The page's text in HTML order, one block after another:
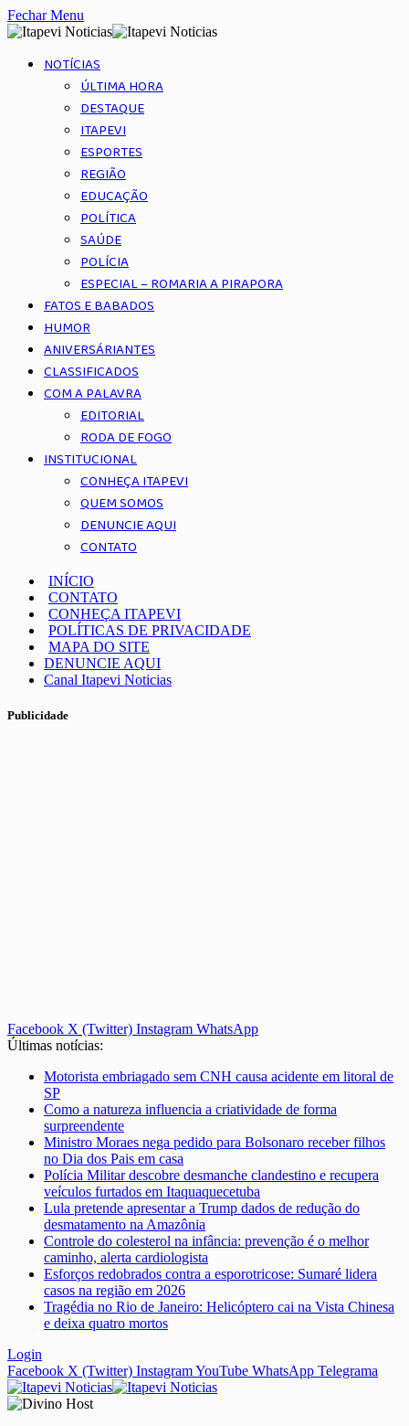
Fechar Menu
NOTÍCIAS
ÚLTIMA HORA
DESTAQUE
ITAPEVI
ESPORTES
REGIÃO
EDUCAÇÃO
POLÍTICA
SAÚDE
POLÍCIA
ESPECIAL – ROMARIA A PIRAPORA
FATOS E BABADOS
HUMOR
ANIVERSÁRIANTES
CLASSIFICADOS
COM A PALAVRA
EDITORIAL
RODA DE FOGO
INSTITUCIONAL
CONHEÇA ITAPEVI
QUEM SOMOS
DENUNCIE AQUI
CONTATO
INÍCIO
CONTATO
CONHEÇA ITAPEVI
POLÍTICAS DE PRIVACIDADE
MAPA DO SITE
DENUNCIE AQUI
Canal Itapevi Noticias
Publicidade
Facebook X (Twitter) Instagram WhatsApp
Últimas notícias:
Motorista embriagado sem CNH causa acidente em litoral de
SP
Como a natureza influencia a criatividade de forma
surpreendente
Ministro Moraes nega pedido para Bolsonaro receber filhos
no Dia dos Pais em casa
Polícia Militar descobre desmanche clandestino e recupera
veículos furtados em Itaquaquecetuba
Lula pretende apresentar a Trump dados de redução do
desmatamento na Amazônia
Controle do colesterol na infância: prevenção é o melhor
caminho, alerta cardiologista
Esforços redobrados contra a esporotricose: Sumaré lidera
casos na região em 2026
Tragédia no Rio de Janeiro: Helicóptero cai na Vista Chinesa
e deixa quatro mortos
Login
Facebook X (Twitter) InstagramYouTube WhatsApp Telegrama